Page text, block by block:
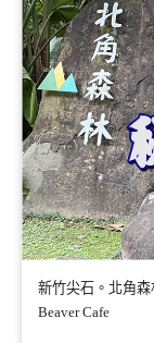
新竹尖石。北角
Beaver Cafe